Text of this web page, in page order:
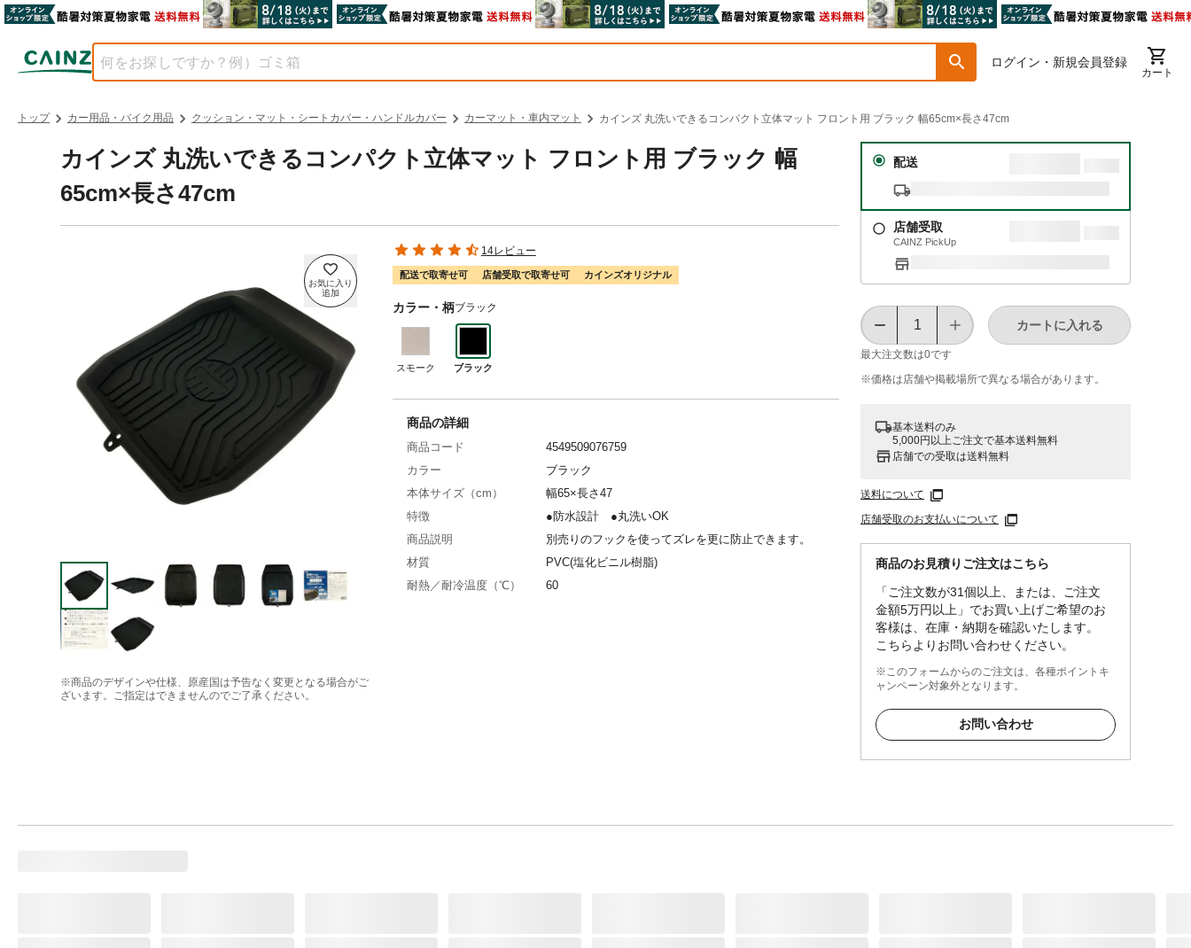
ログイン・新規会員登録
カート
トップ カー用品・バイク用品 クッション・マット・シートカバー・ハンドルカバー カーマット・車内マット カインズ 丸洗いできるコンパクト立体マット フロント用 ブラック 幅65cm×長さ47cm
カインズ 丸洗いできるコンパクト立体マット フロント用 ブラック 幅
65cm×長さ47cm
※商品のデザインや仕様、原産国は予告なく変更となる場合がご
ざいます。ご指定はできませんのでご了承ください。
14レビュー
配送で取寄せ可 店舗受取で取寄せ可 カインズオリジナル
カラー・柄ブラック
スモーク ブラック
配送
店舗受取
CAINZ PickUp
最大注文数は0です
カートに入れる
※価格は​店舗や​掲載場所で​異なる​場合が​あります。
基本送料のみ
5,000円以上ご注文で基本送料無料
店舗での受取は送料無料
送料について
店舗受取のお支払いについて
商品のお見積りご注文はこちら
「ご注文数が31個以上、または、ご注文
金額5万円以上」でお買い上げご希望のお
客様は、在庫・納期を確認いたします。
こちらよりお問い合わせください。
※このフォームからのご注文は、各種ポイントキ
ャンペーン対象外となります。
お問い合わせ
商品の詳細
商品コード
4549509076759
カラー
ブラック
本体サイズ（cm）
幅65×長さ47
特徴
●防水設計 ●丸洗いOK
商品説明
別売りのフックを使ってズレを更に防止できます。
材質
PVC(塩化ビニル樹脂)
耐熱／耐冷温度（℃）
60